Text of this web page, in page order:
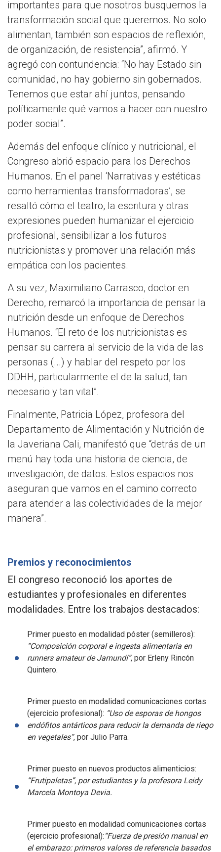
importantes para que nosotros busquemos la
transformación social que queremos. No solo
alimentan, también son espacios de reflexión,
de organización, de resistencia”, afirmó. Y
agregó con contundencia: “No hay Estado sin
comunidad, no hay gobierno sin gobernados.
Tenemos que estar ahí juntos, pensando
políticamente qué vamos a hacer con nuestro
poder social”.
Además del enfoque clínico y nutricional, el
Congreso abrió espacio para los Derechos
Humanos. En el panel ‘Narrativas y estéticas
como herramientas transformadoras’, se
resaltó cómo el teatro, la escritura y otras
expresiones pueden humanizar el ejercicio
profesional, sensibilizar a los futuros
nutricionistas y promover una relación más
empática con los pacientes.
A su vez, Maximiliano Carrasco, doctor en
Derecho, remarcó la importancia de pensar la
nutrición desde un enfoque de Derechos
Humanos. “El reto de los nutricionistas es
pensar su carrera al servicio de la vida de las
personas (...) y hablar del respeto por los
DDHH, particularmente el de la salud, tan
necesario y tan vital”.
Finalmente, Patricia López, profesora del
Departamento de Alimentación y Nutrición de
la Javeriana Cali, manifestó que “detrás de un
menú hay toda una historia de ciencia, de
investigación, de datos. Estos espacios nos
aseguran que vamos en el camino correcto
para atender a las colectividades de la mejor
manera”.
Premios y reconocimientos
El congreso reconoció los aportes de
estudiantes y profesionales en diferentes
modalidades. Entre los trabajos destacados:
Primer puesto en modalidad póster (semilleros):
“Composición corporal e ingesta alimentaria en
runners amateur de Jamundí”, por Erleny Rincón
Quintero.
Primer puesto en modalidad comunicaciones cortas
(ejercicio profesional): “Uso de esporas de hongos
endófitos antárticos para reducir la demanda de riego
en vegetales”, por Julio Parra.
Primer puesto en nuevos productos alimenticios:
“Frutipaletas”, por estudiantes y la profesora Leidy
Marcela Montoya Devia.
Primer puesto en modalidad comunicaciones cortas
(ejercicio profesional): “Fuerza de presión manual en
el embarazo: primeros valores de referencia basados